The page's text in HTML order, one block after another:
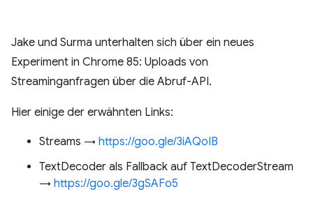
Jake und Surma unterhalten sich über ein neues
Experiment in Chrome 85: Uploads von
Streaminganfragen über die Abruf-API.
Hier einige der erwähnten Links:
Streams → https://goo.gle/3iAQoIB
TextDecoder als Fallback auf TextDecoderStream
→ https://goo.gle/3gSAFo5